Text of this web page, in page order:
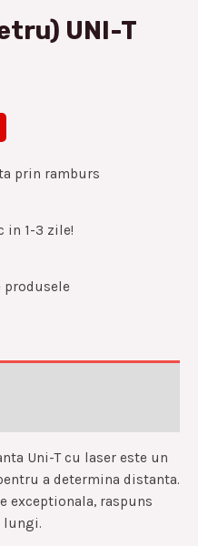
UNI-T
prin ramburs
in 1-3 zile!
produsele
Uni-T cu laser este un
a determina distanta.
exceptionala, raspuns
lungi.